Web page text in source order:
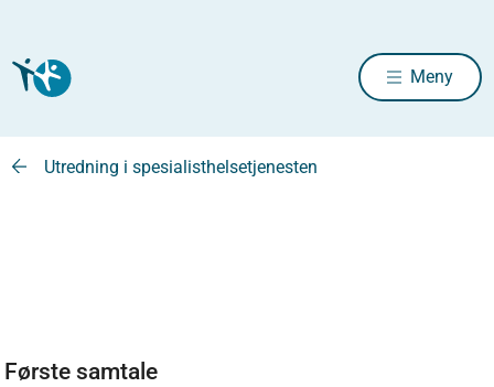
Meny
Utredning i spesialisthelsetjenesten
Første samtale